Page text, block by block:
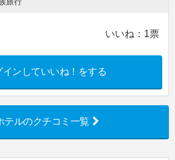
いいね： 1票
インしていいね！をする
テルのクチコミ一覧